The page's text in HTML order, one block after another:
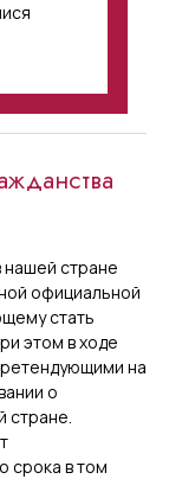
нашей стране
официальной
стать
этом в ходе
на
о
стране.
срока в том